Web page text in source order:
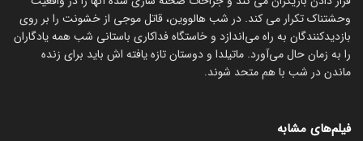
وحشتناک تکرار می کند. در شب هالووین، قاتل موجی از خشونت را بر روی
بازدیدکنندگان به راه می‌اندازد و خاستگاه فداکاری باستانی شب همه یادگاران
را به زمان حال می‌آورد. ماتیلدا و دوستان تازه یافته اش باید برای زنده
ماندن در شب با هم متحد شوند.
فیلم‌های مشابه